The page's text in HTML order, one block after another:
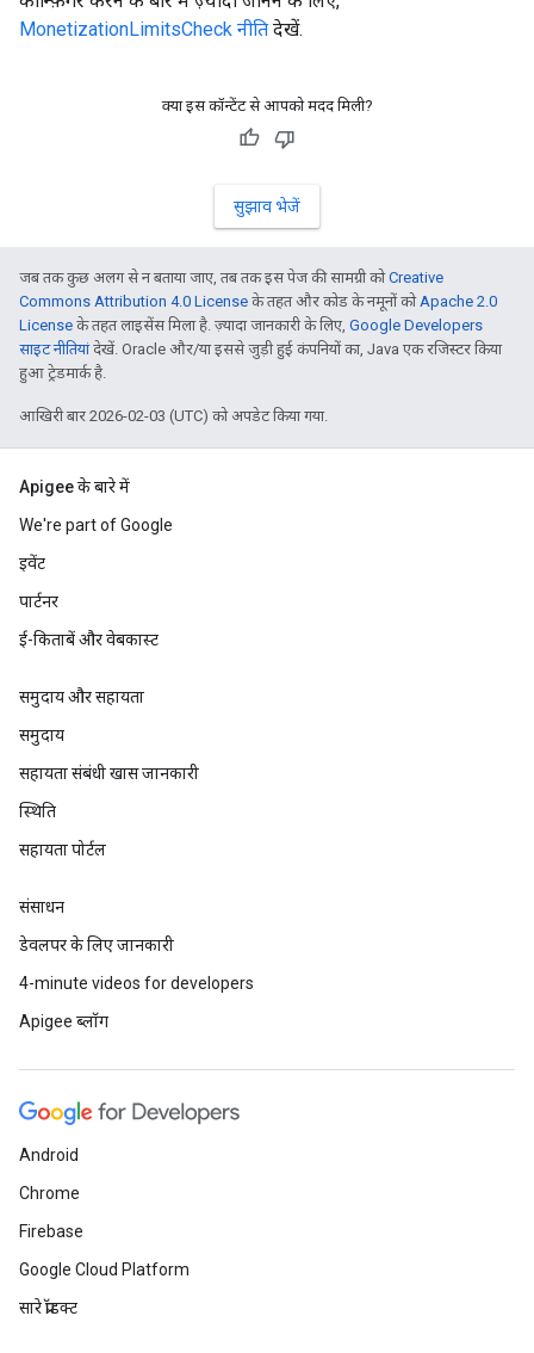
MonetizationLimitsCheck नीति देखें.
क्या इस कॉन्टेंट से आपको मदद मिली?
सुझाव भेजें
जब तक कुछ अलग से न बताया जाए, तब तक इस पेज की सामग्री कोCreative
Commons Attribution 4.0 License के तहत और कोड के नमूनों कोApache 2.0
License के तहत लाइसेंस मिला है. ज़्यादा जानकारी के लिए, Google Developers
साइट नीतियांदेखें. Oracle और/या इससे जुड़ी हुई कंपनियों का, Java एक रजिस्टर किया
हुआ ट्रेडमार्क है.
आखिरी बार 2026-02-03 (UTC) को अपडेट किया गया.
Apigee के बारे में
We're part of Google
इवेंट
पार्टनर
ई-किताबें और वेबकास्ट
समुदाय और सहायता
समुदाय
सहायता संबंधी खास जानकारी
स्थिति
सहायता पोर्टल
संसाधन
डेवलपर के लिए जानकारी
4-minute videos for developers
Apigee ब्लॉग
Android
Chrome
Firebase
Google Cloud Platform
सारे प्रॉडक्ट